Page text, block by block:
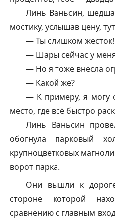
Линь Ваньсин,
мостику, услышав цену,
— Ты слишком жесток!
— Шары сейчас у
— Но я тоже внесла
— Какой же?
— К примеру, я могу
место, где всё быстро
Линь Ваньсин
обогнула парковый
крупноцветковых
ворот парка.
Они вышли к
стороне которой
сравнению с главным